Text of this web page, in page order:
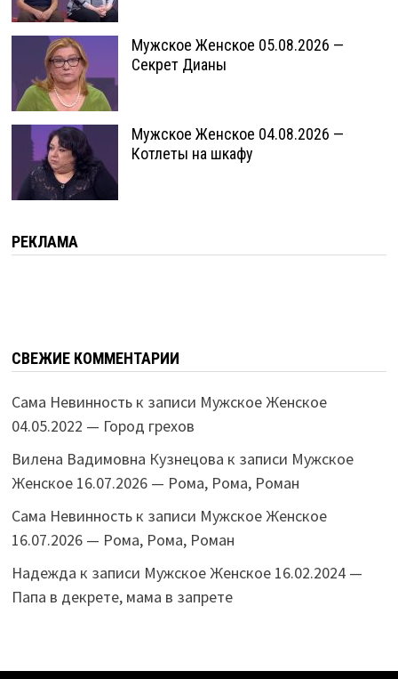
Мужское Женское 05.08.2026 —
Секрет Дианы
Мужское Женское 04.08.2026 —
Котлеты на шкафу
РЕКЛАМА
СВЕЖИЕ КОММЕНТАРИИ
Сама Невинностьк записи Мужское Женское
04.05.2022 — Город грехов
Вилена Вадимовна Кузнецова к записи Мужское
Женское 16.07.2026 — Рома, Рома, Роман
Сама Невинностьк записи Мужское Женское
16.07.2026 — Рома, Рома, Роман
Надежда к записи Мужское Женское 16.02.2024 —
Папа в декрете, мама в запрете